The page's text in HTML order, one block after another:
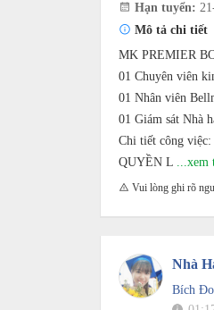
Hạn tuyển:
Mô tả chi tiết
MK PREMIER
01 Chuyên viên
01 Nhân viên
01 Giám sát Nhà
Chi tiết công
QUYỀN L ...xem
Vui lòng ghi rõ
Nhà
Bích